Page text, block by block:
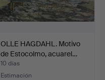
OLLE HAGDAHL. Motivo
de Estocolmo, acuarel…
10 días
Estimación